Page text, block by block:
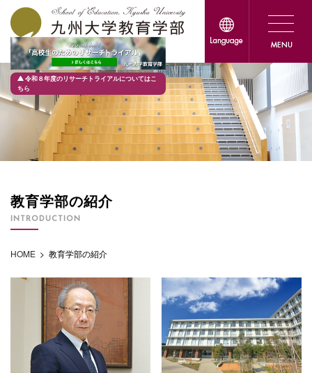
令和８年度のリサーチトライアルについてはこ
ちら
教育学部の紹介
INTRODUCTION
HOME > 教育学部の紹介